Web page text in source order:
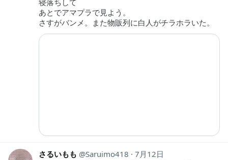
あとでアマプラで見よう。
さすがバンメ。また物販列に白人がチラホラいた。
さるいもも Saruimo418
7月12日